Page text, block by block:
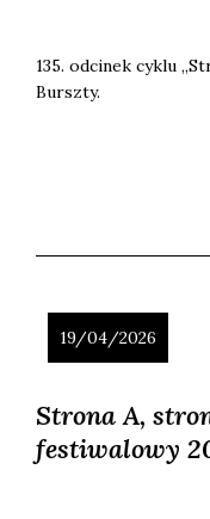
135. odci­nek cyklu
Bursz­ty.
19/04/2026
Strona A,
festiwalowy